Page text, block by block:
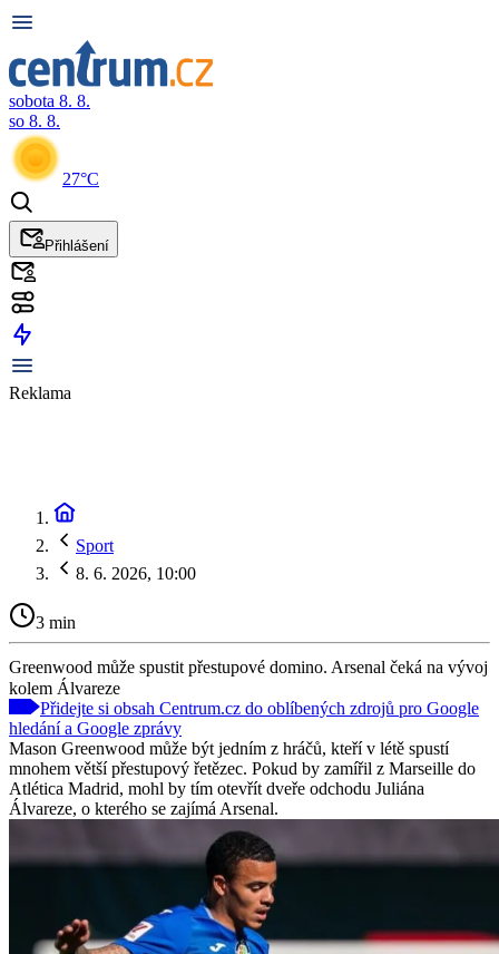
sobota 8. 8.
so 8. 8.
27°C
Přihlášení
Reklama
Sport
8. 6. 2026, 10:00
3 min
Greenwood může spustit přestupové domino. Arsenal čeká na vývoj
kolem Álvareze
Přidejte si obsah Centrum.cz do oblíbených zdrojů pro Google
hledání a Google zprávy
Mason Greenwood může být jedním z hráčů, kteří v létě spustí
mnohem větší přestupový řetězec. Pokud by zamířil z Marseille do
Atlética Madrid, mohl by tím otevřít dveře odchodu Juliána
Álvareze, o kterého se zajímá Arsenal.